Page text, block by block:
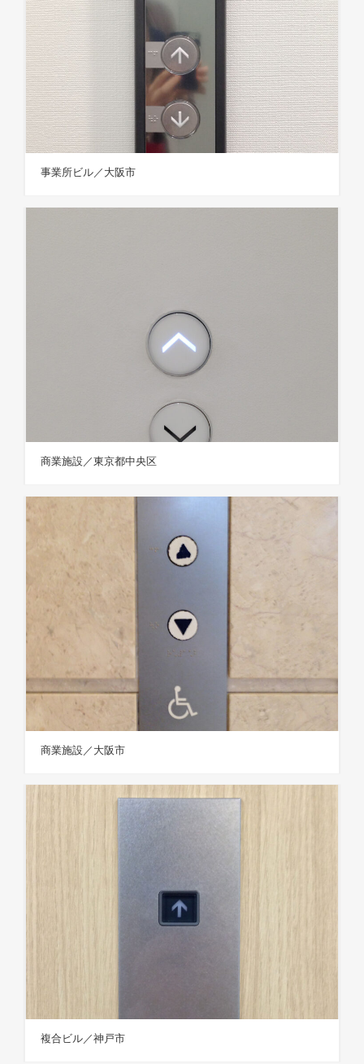
事業所ビル／大阪市
商業施設／東京都中央区
商業施設／大阪市
複合ビル／神戸市